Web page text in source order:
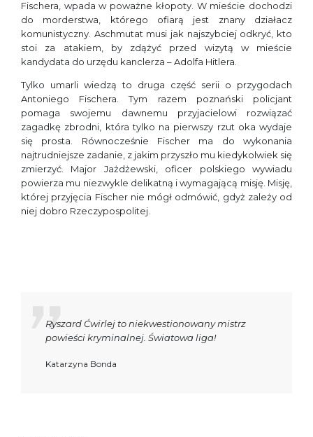
Fischera, wpada w poważne kłopoty. W mieście dochodzi
do morderstwa, którego ofiarą jest znany działacz
komunistyczny. Aschmutat musi jak najszybciej odkryć, kto
stoi za atakiem, by zdążyć przed wizytą w mieście
kandydata do urzędu kanclerza – Adolfa Hitlera.
Tylko umarli wiedzą to druga część serii o przygodach
Antoniego Fischera. Tym razem poznański policjant
pomaga swojemu dawnemu przyjacielowi rozwiązać
zagadkę zbrodni, która tylko na pierwszy rzut oka wydaje
się prosta. Równocześnie Fischer ma do wykonania
najtrudniejsze zadanie, z jakim przyszło mu kiedykolwiek się
zmierzyć. Major Jażdżewski, oficer polskiego wywiadu
powierza mu niezwykle delikatną i wymagającą misję. Misję,
której przyjęcia Fischer nie mógł odmówić, gdyż zależy od
niej dobro Rzeczypospolitej.
Ryszard Ćwirlej to niekwestionowany mistrz
powieści kryminalnej. Światowa liga!
Katarzyna Bonda